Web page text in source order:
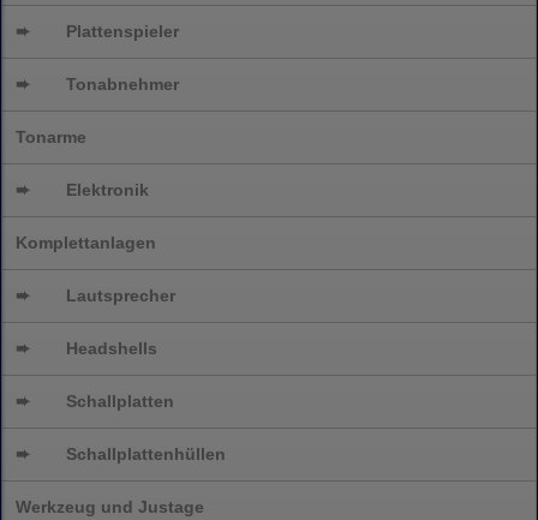
➨ Plattenspieler
➨ Tonabnehmer
Tonarme
➨ Elektronik
Komplettanlagen
➨ Lautsprecher
➨ Headshells
➨ Schallplatten
➨ Schallplattenhüllen
Werkzeug und Justage